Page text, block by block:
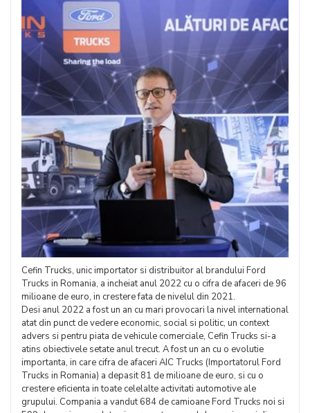
Cefin Trucks, unic importator si distribuitor al brandului Ford
Trucks in Romania, a incheiat anul 2022 cu o cifra de afaceri de 96
milioane de euro, in crestere fata de nivelul din 2021.
Desi anul 2022 a fost un an cu mari provocari la nivel international
atat din punct de vedere economic, social si politic, un context
advers si pentru piata de vehicule comerciale, Cefin Trucks si-a
atins obiectivele setate anul trecut. A fost un an cu o evolutie
importanta, in care cifra de afaceri AIC Trucks (Importatorul Ford
Trucks in Romania) a depasit 81 de milioane de euro, si cu o
crestere eficienta in toate celelalte activitati automotive ale
grupului. Compania a vandut 684 de camioane Ford Trucks noi si